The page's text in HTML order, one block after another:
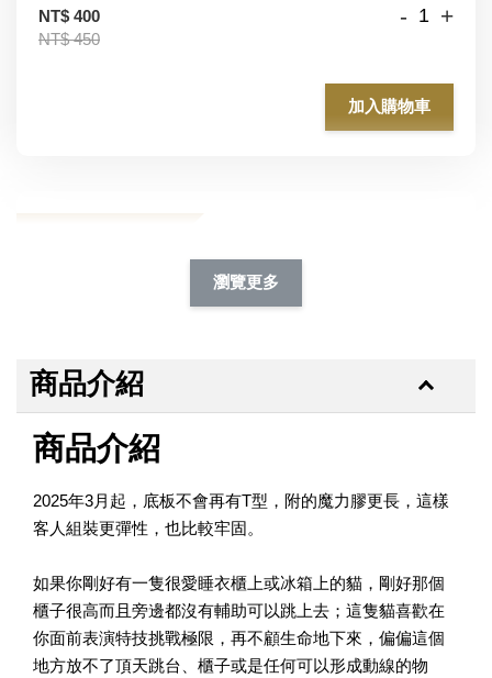
NT$ 400
NT$ 450
- +
加入購物車
瀏覽更多
商品介紹
商品介紹
2025年3月起，底板不會再有T型，附的魔力膠更長，這樣
客人組裝更彈性，也比較牢固。
如果你剛好有一隻很愛睡衣櫃上或冰箱上的貓，剛好那個
櫃子很高而且旁邊都沒有輔助可以跳上去；這隻貓喜歡在
你面前表演特技挑戰極限，再不顧生命地下來，偏偏這個
地方放不了頂天跳台、櫃子或是任何可以形成動線的物